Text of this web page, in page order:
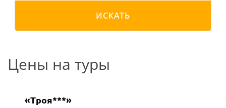
ИСКАТЬ
Цены на туры
«Троя***»